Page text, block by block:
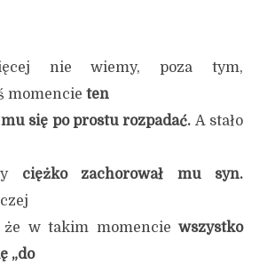
nie wiemy, poza tym,
momencie ten
się po prostu rozpadać. A stało
ciężko zachorował mu syn.
że w takim momenciewszystko
„do